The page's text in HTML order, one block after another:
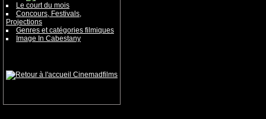
Le court du mois
Concours, Festivals,
Projections
Genres et catégories filmiques
Image In Cabestany